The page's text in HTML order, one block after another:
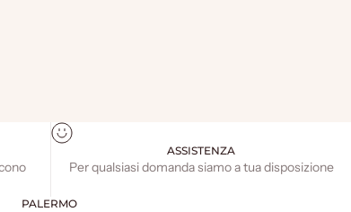
ASSISTENZA
Per qualsiasi domanda siamo a tua disposizione
PALERMO